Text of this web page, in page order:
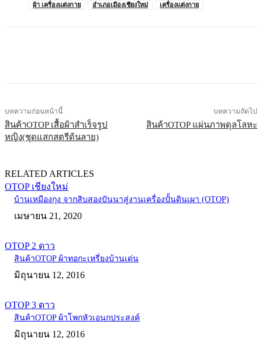
ผ้า เครื่องแต่งกาย
อำเภอเมืองเชียงใหม่ เครื่องแต่งกาย
บทความก่อนหน้านี้
สินค้าOTOP เสื้อผ้าสำเร็จรูป
หญิง(ชุดแสกสตรีด้นลาย)
บทความถัดไป
สินค้าOTOP แผ่นภาพดุลโลหะ
RELATED ARTICLES
OTOP เชียงใหม่
บ้านเหมืองกุง จากสิบสองปันนาสู่งานเครื่องปั้นดินเผา (OTOP)
เมษายน 21, 2020
OTOP 2 ดาว
สินค้าOTOP ผ้าทอกะเหรี่ยงบ้านเด่น
มิถุนายน 12, 2016
OTOP 3 ดาว
สินค้าOTOP ผ้าโพกหัวเอนกประสงค์
มิถุนายน 12, 2016